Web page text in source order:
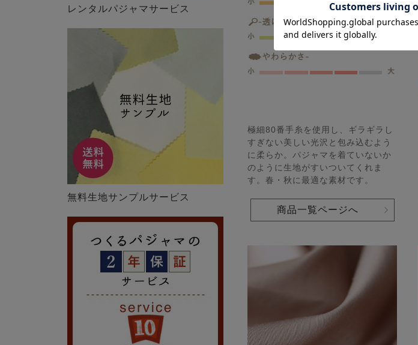
レンタルパジャマサービス
無料生地サンプルサービス
極細80番手糸を使用し、ギラギラし
すぎない美しい光沢と包み込むよう
に柔らか。パジャマを着ていないか
のように生地がすいついてくれま
す。春・秋に最適な素材です。
商品一覧ページへ